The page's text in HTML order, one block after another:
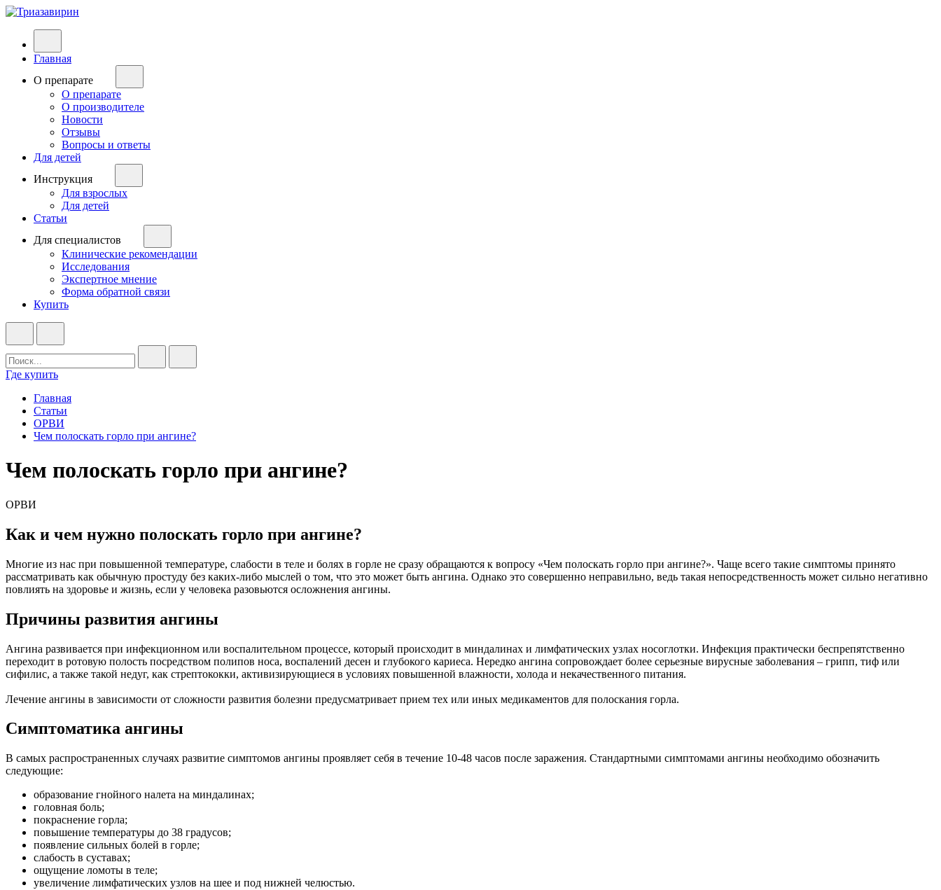
Главная
О препарате
О препарате
О производителе
Новости
Отзывы
Вопросы и ответы
Для детей
Инструкция
Для взрослых
Для детей
Статьи
Для специалистов
Клинические рекомендации
Исследования
Экспертное мнение
Форма обратной связи
Купить
Где купить
Главная
Статьи
ОРВИ
Чем полоскать горло при ангине?
Чем полоскать горло при ангине?
ОРВИ
Как и чем нужно полоскать горло при ангине?
Многие из нас при повышенной температуре, слабости в теле и болях в горле не сразу обращаются к вопросу «Чем полоскать горло при ангине?». Чаще всего такие симптомы принято
рассматривать как обычную простуду без каких-либо мыслей о том, что это может быть ангина. Однако это совершенно неправильно, ведь такая непосредственность может сильно негативно
повлиять на здоровье и жизнь, если у человека разовьются осложнения ангины.
Причины развития ангины
Ангина развивается при инфекционном или воспалительном процессе, который происходит в миндалинах и лимфатических узлах носоглотки. Инфекция практически беспрепятственно
переходит в ротовую полость посредством полипов носа, воспалений десен и глубокого кариеса. Нередко ангина сопровождает более серьезные вирусные заболевания – грипп, тиф или
сифилис, а также такой недуг, как стрептококки, активизирующиеся в условиях повышенной влажности, холода и некачественного питания.
Лечение ангины в зависимости от сложности развития болезни предусматривает прием тех или иных медикаментов для полоскания горла.
Симптоматика ангины
В самых распространенных случаях развитие симптомов ангины проявляет себя в течение 10-48 часов после заражения. Стандартными симптомами ангины необходимо обозначить
следующие:
образование гнойного налета на миндалинах;
головная боль;
покраснение горла;
повышение температуры до 38 градусов;
появление сильных болей в горле;
слабость в суставах;
ощущение ломоты в теле;
увеличение лимфатических узлов на шее и под нижней челюстью.